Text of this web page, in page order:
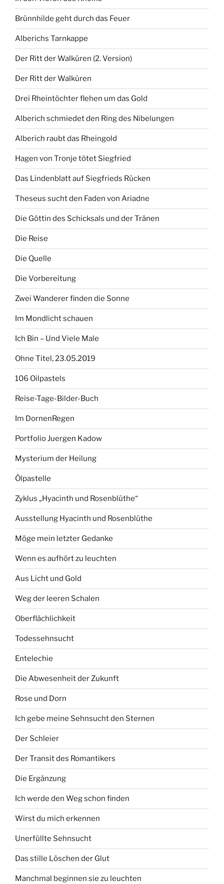
Brünnhilde geht durch das Feuer
Alberichs Tarnkappe
Der Ritt der Walküren (2. Version)
Der Ritt der Walküren
Drei Rheintöchter flehen um das Gold
Alberich schmiedet den Ring des Nibelungen
Alberich raubt das Rheingold
Hagen von Tronje tötet Siegfried
Das Lindenblatt auf Siegfrieds Rücken
Theseus sucht den Faden von Ariadne
Die Göttin des Schicksals und der Tränen
Die Reise
Die Quelle
Die Vorbereitung
Zwei Wanderer finden die Sonne
Im Mondlicht schauen
Ich Bin – Und Viele Male
Ohne Titel, 23.05.2019
106 Oilpastels
Reise-Tage-Bilder-Buch
Im DornenRegen
Portfolio Juergen Kadow
Mysterium der Heilung
Ölpastelle
Zyklus „Hyacinth und Rosenblüthe“
Ausstellung Hyacinth und Rosenblüthe
Möge mein letzter Gedanke
Wenn es aufhört zu leuchten
Aus Licht und Gold
Weg der leeren Schalen
Oberflächlichkeit
Todessehnsucht
Entelechie
Die Abwesenheit der Zukunft
Rose und Dorn
Ich gebe meine Sehnsucht den Sternen
Der Schleier
Der Transit des Romantikers
Die Ergänzung
Ich werde den Weg schon finden
Wirst du mich erkennen
Unerfüllte Sehnsucht
Das stille Löschen der Glut
Manchmal beginnen sie zu leuchten